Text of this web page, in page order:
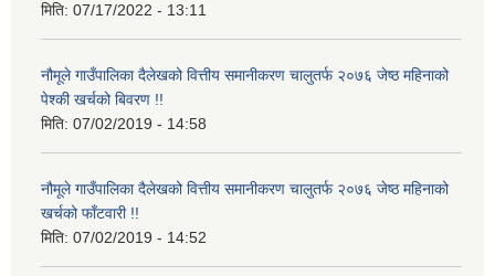
मिति: 07/17/2022 - 13:11
नौमूले गाउँपालिका दैलेखको वित्तीय समानीकरण चालुतर्फ २०७६ जेष्ठ महिनाको
पेश्की खर्चको बिवरण !!
मिति: 07/02/2019 - 14:58
नौमूले गाउँपालिका दैलेखको वित्तीय समानीकरण चालुतर्फ २०७६ जेष्ठ महिनाको
खर्चको फाँटवारी !!
मिति: 07/02/2019 - 14:52